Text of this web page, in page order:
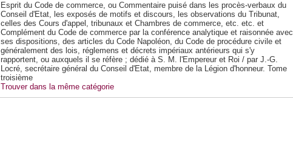
Esprit du Code de commerce, ou Commentaire puisé dans les procès-verbaux du
Conseil d'Etat, les exposés de motifs et discours, les observations du Tribunat,
celles des Cours d'appel, tribunaux et Chambres de commerce, etc. etc. et
Complément du Code de commerce par la conférence analytique et raisonnée avec
ses dispositions, des articles du Code Napoléon, du Code de procédure civile et
généralement des lois, réglemens et décrets impériaux antérieurs qui s'y
rapportent, ou auxquels il se réfère ; dédié à S. M. l'Empereur et Roi / par J.-G.
Locré, secrétaire général du Conseil d'Etat, membre de la Légion d'honneur. Tome
troisième
Trouver dans la même catégorie